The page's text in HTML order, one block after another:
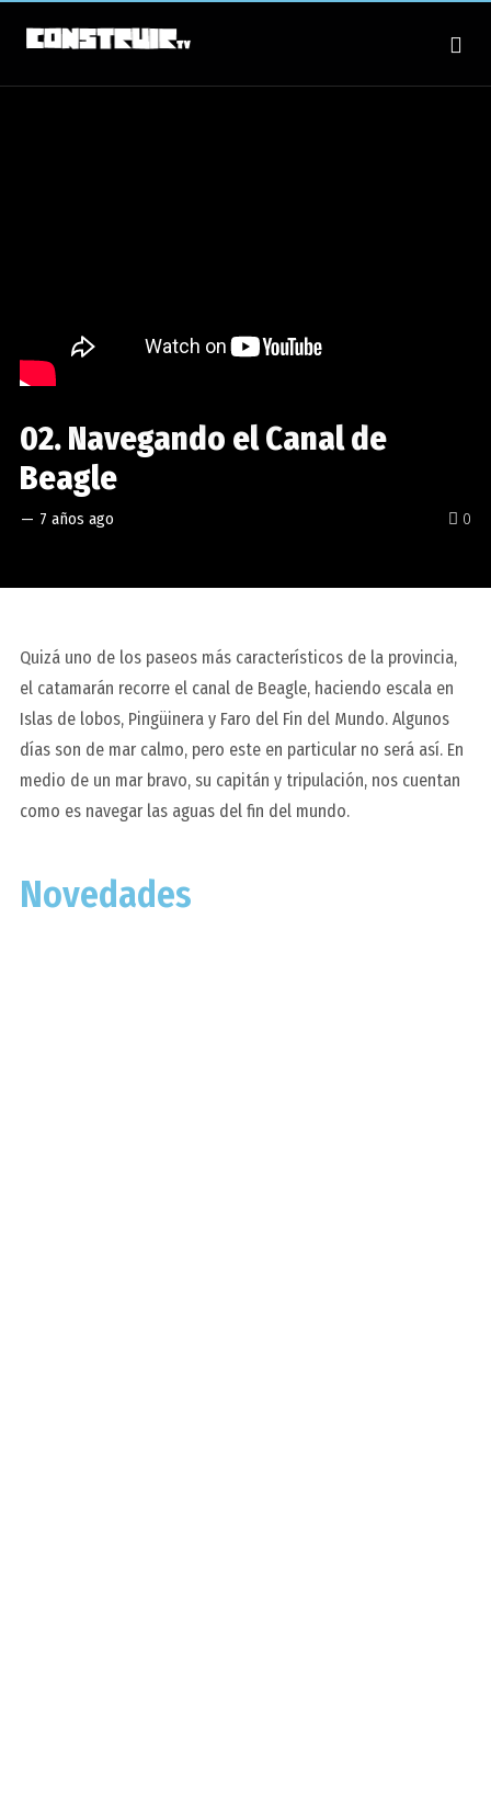
0
02. Navegando el Canal de
Beagle
— 7 años ago
Quizá uno de los paseos más característicos de la provincia,
el catamarán recorre el canal de Beagle, haciendo escala en
Islas de lobos, Pingüinera y Faro del Fin del Mundo. Algunos
días son de mar calmo, pero este en particular no será así. En
medio de un mar bravo, su capitán y tripulación, nos cuentan
como es navegar las aguas del fin del mundo.
Novedades